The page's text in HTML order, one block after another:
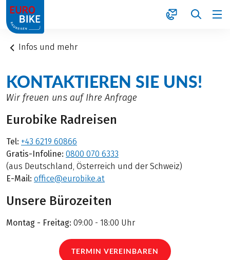
1
Infos und mehr
KONTAKTIEREN SIE UNS!
Wir freuen uns auf Ihre Anfrage
Eurobike Radreisen
Tel: +43 6219 60866
Gratis-Infoline: 0800 070 6333
(aus Deutschland, Österreich und der Schweiz)
E-Mail: office@eurobike.at
Unsere Bürozeiten
Montag - Freitag: 09:00 - 18:00 Uhr
TERMIN VEREINBAREN